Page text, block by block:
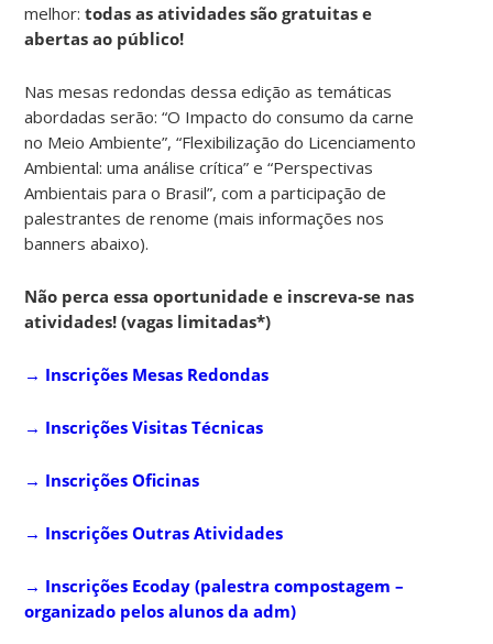
melhor:todas as atividades são gratuitas e
abertas ao público!
Nas mesas redondas dessa edição as temáticas
abordadas serão: “O Impacto do consumo da carne
no Meio Ambiente”, “Flexibilização do Licenciamento
Ambiental: uma análise crítica” e “Perspectivas
Ambientais para o Brasil”, com a participação de
palestrantes de renome (mais informações nos
banners abaixo).
Não perca essa oportunidade e inscreva-se nas
atividades! (vagas limitadas*)
→ Inscrições Mesas Redondas
→ Inscrições Visitas Técnicas
→ Inscrições Oficinas
→ Inscrições Outras Atividades
→ Inscrições Ecoday (palestra compostagem –
organizado pelos alunos da adm)